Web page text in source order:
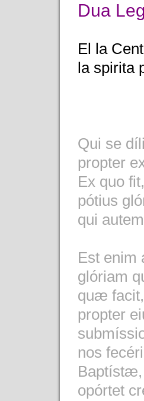
Dua
El la
la spirita
Qui se
propter
Ex quo
pótius
qui
Est enim
glóriam
quæ
propter
nos
Baptístæ,
opórtet